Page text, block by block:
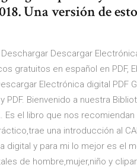
Una versión de
Descargar
gratuitos en español en PDF,
Electrónica digital PDF
Bienvenido a nuestra
… Es el libro que nos
una introducción al
digital y para mi lo mejor es el
de hombre,mujer,niño y